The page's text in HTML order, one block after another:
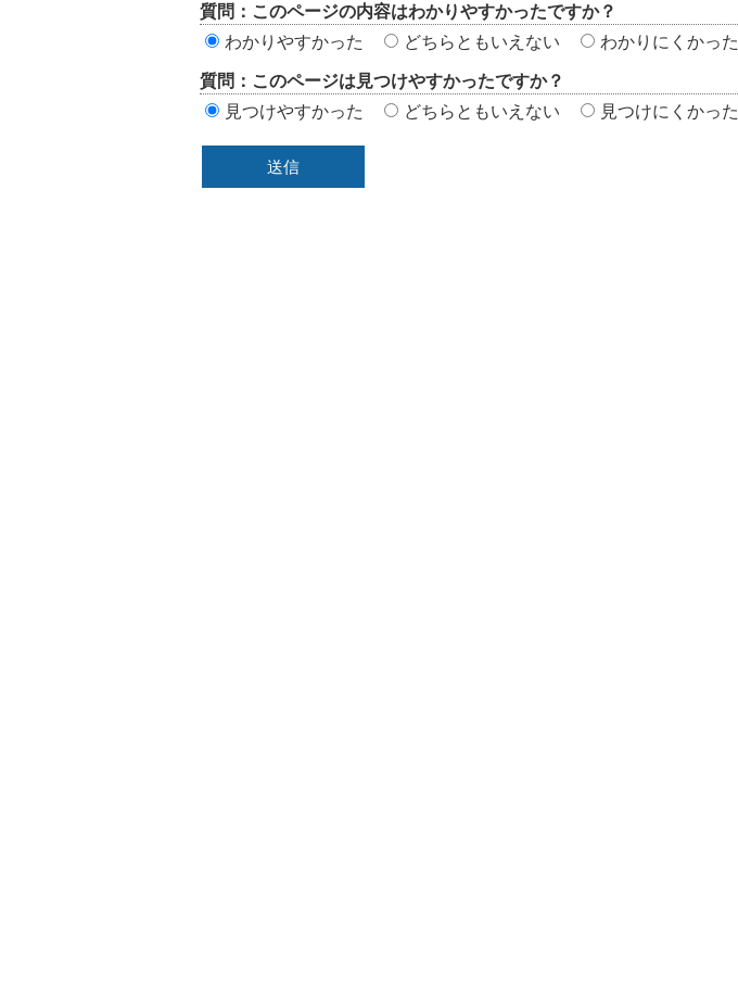
価
リ
ア
質問：このページの内容はわかりやすかったですか？
わかりやすかった
どちらともいえない わかりにくかった
質問：このページは見つけやすかったですか？
見つけやすかった
どちらともいえない 見つけにくかった